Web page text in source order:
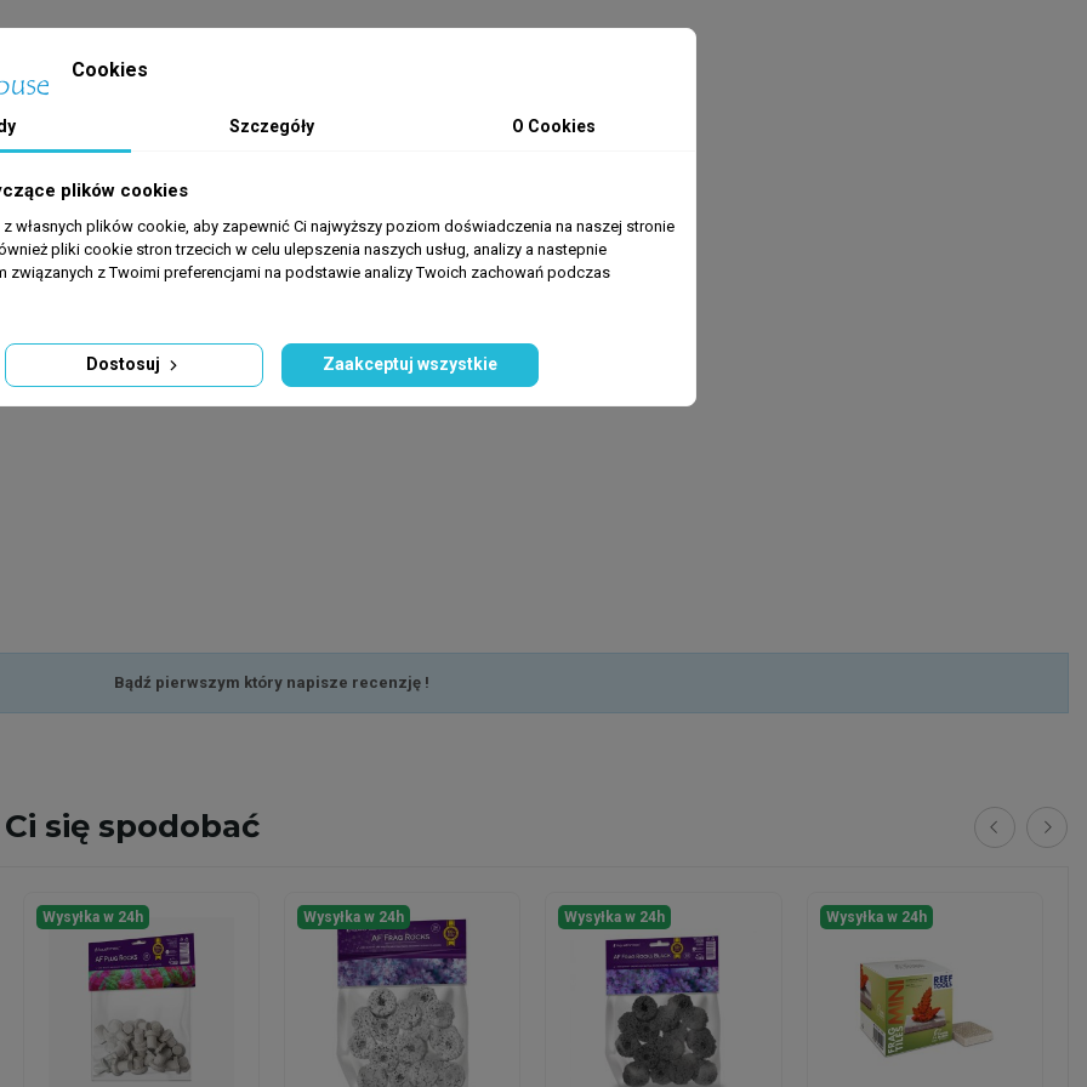
Bądź pierwszym który napisze recenzję !
się spodobać
Wysyłka w 24h Wysyłka w 24h Wysyłka w 24h Wysyłka w 24h
Cookies
Szczegóły O Cookies
plików cookies
z własnych plików cookie, aby zapewnić Ci najwyższy poziom doświadczenia na naszej stronie
pliki cookie stron trzecich w celu ulepszenia naszych usług, analizy a nastepnie
związanych z Twoimi preferencjami na podstawie analizy Twoich zachowań podczas
Dostosuj Zaakceptuj wszystkie